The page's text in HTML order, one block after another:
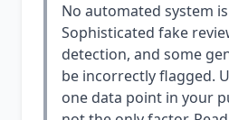
No automated system
Sophisticated fake
detection, and some
be incorrectly flagged.
one data point in your